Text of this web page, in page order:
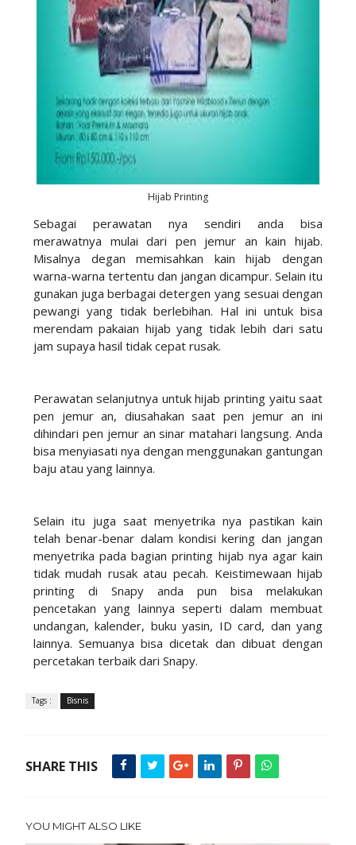
Hijab Printing
Sebagai perawatan nya sendiri anda bisa
merawatnya mulai dari pen jemur an kain hijab.
Misalnya degan memisahkan kain hijab dengan
warna-warna tertentu dan jangan dicampur. Selain itu
gunakan juga berbagai detergen yang sesuai dengan
pewangi yang tidak berlebihan. Hal ini untuk bisa
merendam pakaian hijab yang tidak lebih dari satu
jam supaya hasil tidak cepat rusak.
Perawatan selanjutnya untuk hijab printing yaitu saat
pen jemur an, diusahakan saat pen jemur an ini
dihindari pen jemur an sinar matahari langsung. Anda
bisa menyiasati nya dengan menggunakan gantungan
baju atau yang lainnya.
Selain itu juga saat menyetrika nya pastikan kain
telah benar-benar dalam kondisi kering dan jangan
menyetrika pada bagian printing hijab nya agar kain
tidak mudah rusak atau pecah. Keistimewaan hijab
printing di Snapy anda pun bisa melakukan
pencetakan yang lainnya seperti dalam membuat
undangan, kalender, buku yasin, ID card, dan yang
lainnya. Semuanya bisa dicetak dan dibuat dengan
percetakan terbaik dari Snapy.
Tags : Bisnis
SHARE THIS
YOU MIGHT ALSO LIKE